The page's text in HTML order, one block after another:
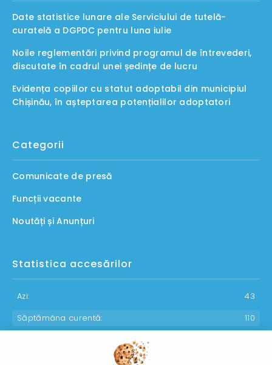
Date statistice lunare ale Serviciului de tutelă-
curatelă a DGPDC pentru luna iulie
Noile reglementări privind programul de întrevederi,
discutate în cadrul unei ședințe de lucru
Evidența copiilor cu statut adoptabil din municipiul
Chișinău, în așteptarea potențialilor adoptatori
Categorii
Comunicate de presă
Funcții vacante
Noutăți și Anunțuri
Statistica accesărilor
Azi:
43
Săptămâna curentă:
110